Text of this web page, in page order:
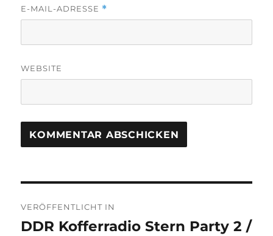
E-MAIL-ADRESSE *
WEBSITE
VERÖFFENTLICHT IN
DDR Kofferradio Stern Party 2 /